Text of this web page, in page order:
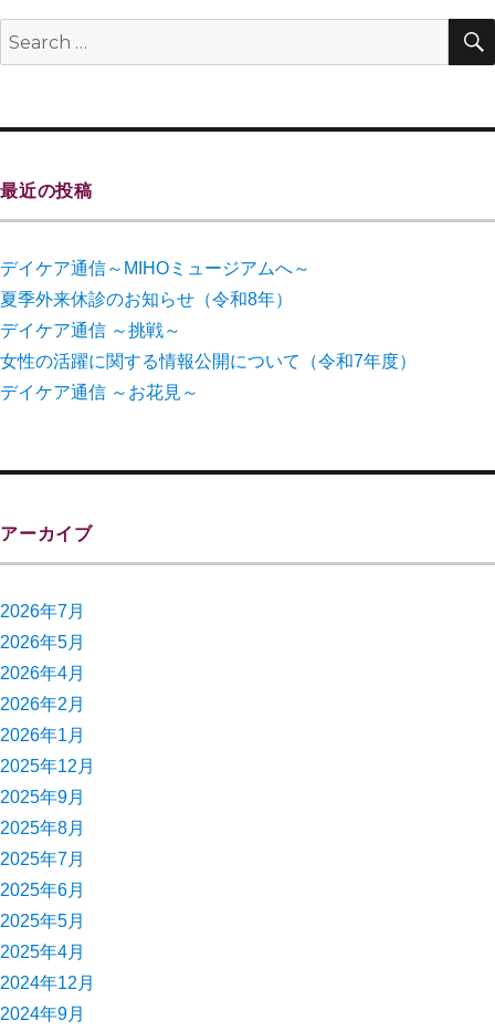
最近の投稿
デイケア通信～MIHOミュージアムへ～
夏季外来休診のお知らせ（令和8年）
デイケア通信 ～挑戦～
女性の活躍に関する情報公開について（令和7年度）
デイケア通信 ～お花見～
アーカイブ
2026年7月
2026年5月
2026年4月
2026年2月
2026年1月
2025年12月
2025年9月
2025年8月
2025年7月
2025年6月
2025年5月
2025年4月
2024年12月
2024年9月